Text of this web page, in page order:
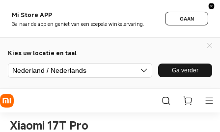
Mi Store APP
Ga naar de app en geniet van een soepele winkelervaring.
GAAN
Kies uw locatie en taal
Nederland / Nederlands Ga verder
Xiaomi 17T Pro